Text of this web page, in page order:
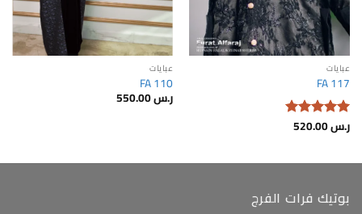
عبايات
FA 117
تم التقييم
ر.س520.00
عبايات
FA 110
ر.س550.00
بوتيك فرات الفرج